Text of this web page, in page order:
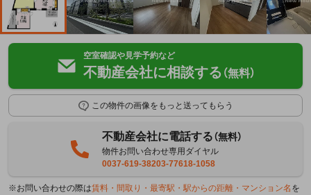
空室確認や見学予約など
不動産会社に相談する （無料）
この物件の画像をもっと送ってもらう
不動産会社に電話する（無料）
物件お問い合わせ専用ダイヤル
0037-619-38203-77618-1058
※お問い合わせの際は賃料・間取り・最寄駅・駅からの距離・マンション名 を